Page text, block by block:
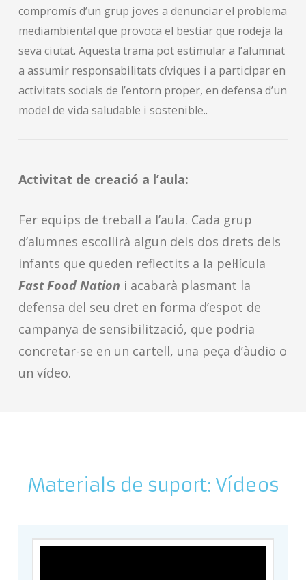
compromís d’un grup joves a denunciar el problema
mediambiental que provoca el bestiar que rodeja la
seva ciutat. Aquesta trama pot estimular a l’alumnat
a assumir responsabilitats cíviques i a participar en
activitats socials de l’entorn proper, en defensa d’un
model de vida saludable i sostenible..
Activitat de creació a l’aula:
Fer equips de treball a l’aula. Cada grup
d’alumnes escollirà algun dels dos drets dels
infants que queden reflectits a la pel·lícula
Fast Food Nation i acabarà plasmant la
defensa del seu dret en forma d’espot de
campanya de sensibilització, que podria
concretar-se en un cartell, una peça d’àudio o
un vídeo.
Materials de suport: Vídeos